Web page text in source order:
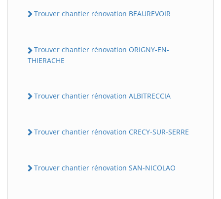
Trouver chantier rénovation BEAUREVOIR
Trouver chantier rénovation ORIGNY-EN-
THIERACHE
Trouver chantier rénovation ALBITRECCIA
Trouver chantier rénovation CRECY-SUR-SERRE
Trouver chantier rénovation SAN-NICOLAO